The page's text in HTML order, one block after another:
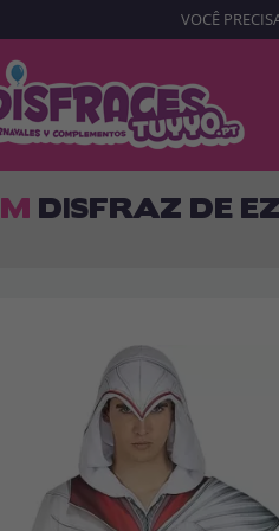
VOCÊ
DISFRAZ DE